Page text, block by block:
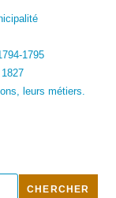
1795
leurs métiers.
CHERCHER